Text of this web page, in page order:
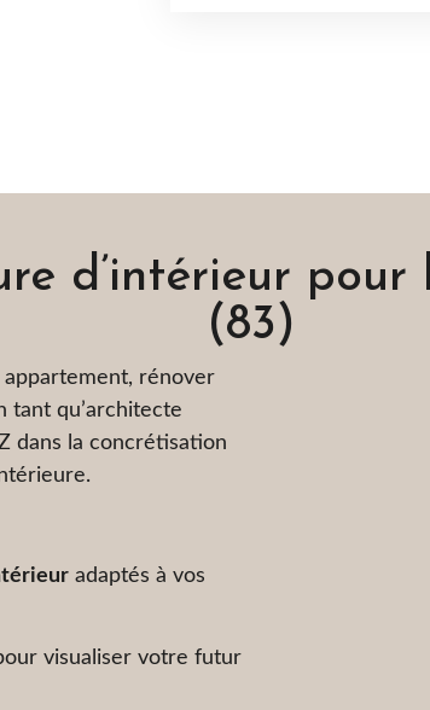
d’intérieur
(83)
appartement, rénover
tant qu’architecte
dans la concrétisation
adaptés à vos
visualiser votre futur